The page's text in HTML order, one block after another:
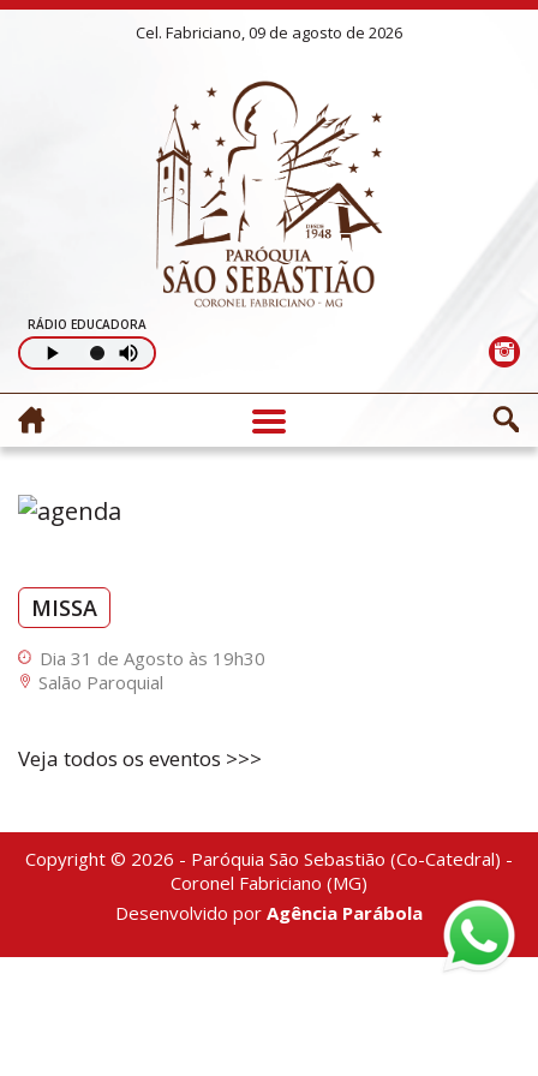
Cel. Fabriciano, 09 de agosto de 2026
RÁDIO EDUCADORA
MISSA
Dia 31 de Agosto às 19h30
Salão Paroquial
Veja todos os eventos >>>
Copyright © 2026 - Paróquia São Sebastião (Co-Catedral) -
Coronel Fabriciano (MG)
Desenvolvido por Agência Parábola